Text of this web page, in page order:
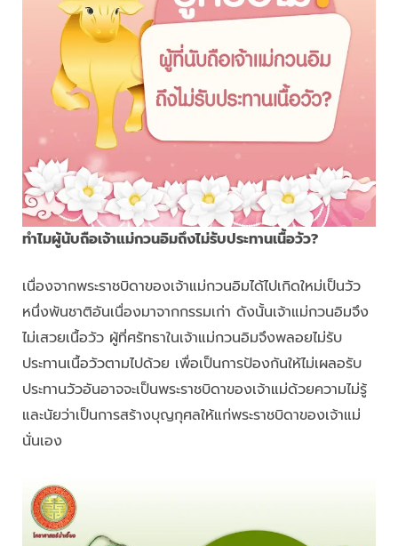
ทำไมผู้นับถือเจ้าแม่กวนอิมถึงไม่รับประทานเนื้อวัว?
เนื่องจากพระราชบิดาของเจ้าแม่กวนอิมได้ไปเกิดใหม่เป็นวัว
หนึ่งพันชาติอันเนื่องมาจากกรรมเก่า ดังนั้นเจ้าแม่กวนอิมจึง
ไม่เสวยเนื้อวัว ผู้ที่ศรัทธาในเจ้าแม่กวนอิมจึงพลอยไม่รับ
ประทานเนื้อวัวตามไปด้วย เพื่อเป็นการป้องกันให้ไม่เผลอรับ
ประทานวัวอันอาจจะเป็นพระราชบิดาของเจ้าแม่ด้วยความไม่รู้
และนัยว่าเป็นการสร้างบุญกุศลให้แก่พระราชบิดาของเจ้าแม่
นั่นเอง